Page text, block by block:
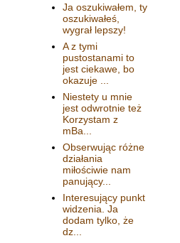
Ja oszukiwałem, ty
oszukiwałeś,
wygrał lepszy!
A z tymi
pustostanami to
jest ciekawe, bo
okazuje ...
Niestety u mnie
jest odwrotnie też
Korzystam z
mBa...
Obserwując różne
działania
miłościwie nam
panujący...
Interesujący punkt
widzenia. Ja
dodam tylko, że
dz...